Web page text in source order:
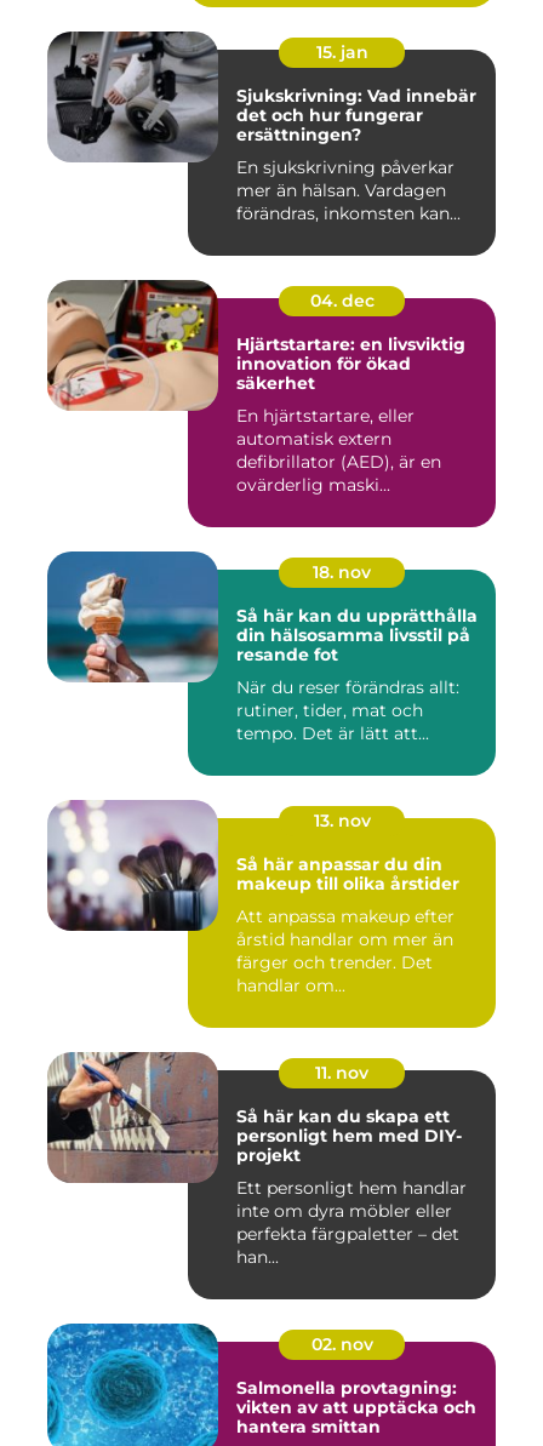
15. jan
Sjukskrivning: Vad innebär
det och hur fungerar
ersättningen?
En sjukskrivning påverkar
mer än hälsan. Vardagen
förändras, inkomsten kan...
04. dec
Hjärtstartare: en livsviktig
innovation för ökad
säkerhet
En hjärtstartare, eller
automatisk extern
defibrillator (AED), är en
ovärderlig maski...
18. nov
Så här kan du upprätthålla
din hälsosamma livsstil på
resande fot
När du reser förändras allt:
rutiner, tider, mat och
tempo. Det är lätt att...
13. nov
Så här anpassar du din
makeup till olika årstider
Att anpassa makeup efter
årstid handlar om mer än
färger och trender. Det
handlar om...
11. nov
Så här kan du skapa ett
personligt hem med DIY-
projekt
Ett personligt hem handlar
inte om dyra möbler eller
perfekta färgpaletter – det
han...
02. nov
Salmonella provtagning:
vikten av att upptäcka och
hantera smittan